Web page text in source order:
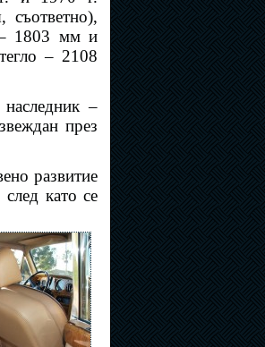
1803 мм и
– 2108
–
през
развитие
като се